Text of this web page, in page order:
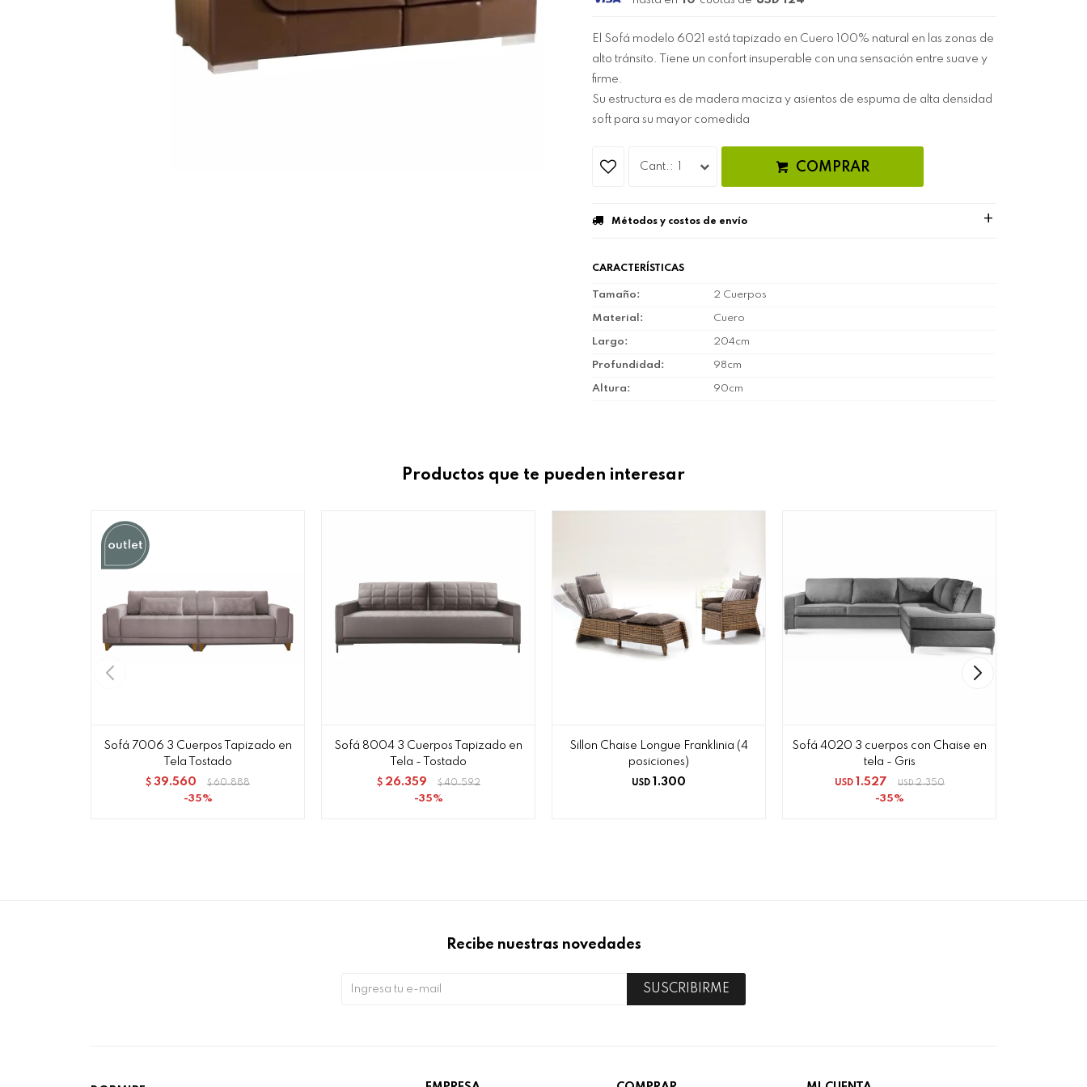
El Sofá modelo 6021 está tapizado en Cuero 100% natural en las zonas de
alto tránsito. Tiene un confort insuperable con una sensación entre suave y
firme.
Su estructura es de madera maciza y asientos de espuma de alta densidad
soft para su mayor comedida
COMPRAR
Métodos y costos de envío
CARACTERÍSTICAS
Tamaño 2 Cuerpos
Material Cuero
Largo 204cm
Profundidad 98cm
Altura 90cm
Productos que te pueden interesar
Sofá 7006 3 Cuerpos Tapizado en
Tela Tostado
$ 39.560 $ 60.888
35
Sofá 8004 3 Cuerpos Tapizado en
Tela - Tostado
$ 26.359 $ 40.592
35
Sillon Chaise Longue Franklinia (4
posiciones)
USD 1.300
Sofá 4020 3 cuerpos con Chaise en
tela - Gris
USD 1.527 USD 2.350
35
Recibe nuestras novedades
SUSCRIBIRME